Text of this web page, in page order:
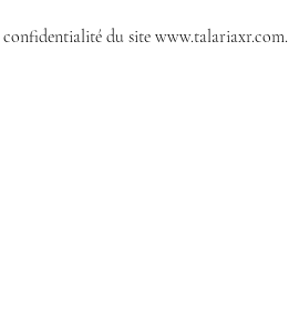
du site www.talariaxr.com.